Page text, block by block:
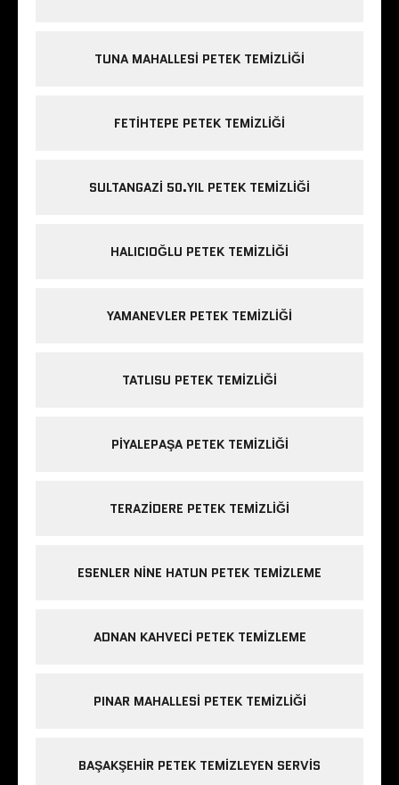
TUNA MAHALLESI PETEK TEMIZLIĞI
FETIHTEPE PETEK TEMIZLIĞI
SULTANGAZI 50.YIL PETEK TEMIZLIĞI
HALICIOĞLU PETEK TEMIZLIĞI
YAMANEVLER PETEK TEMIZLIĞI
TATLISU PETEK TEMIZLIĞI
PIYALEPAŞA PETEK TEMIZLIĞI
TERAZIDERE PETEK TEMIZLIĞI
ESENLER NINE HATUN PETEK TEMIZLEME
ADNAN KAHVECI PETEK TEMIZLEME
PINAR MAHALLESI PETEK TEMIZLIĞI
BAŞAKŞEHIR PETEK TEMIZLEYEN SERVIS